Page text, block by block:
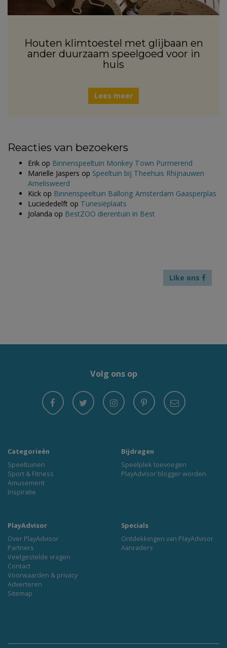
Houten klimtoestel met glijbaan en
ander duurzaam speelgoed voor in
huis
Lees meer
Reacties van bezoekers
Erik op Binnenspeeltuin Monkey Town Purmerend
Marielle Jaspers op Speeltuin bij Theehuis Rhijnauwen
Amelisweerd
Kick op Binnenspeeltuin Ballorig Amsterdam Gaasperplas
Luciededelft op Tunesiëplaats
Jolanda op BestZOO dierentuin in Best
Like ons
Volg ons op
Categorieën
Speeltuinen
Sport & Fitness
Amusement
Inspiratie
Bijdragen
Speelplek toevoegen
PlayAdvisor blogger worden
PlayAdvisor
Over PlayAdvisor
Partners
Veelgestelde vragen
Contact
Voorwaarden & privacy
Adverteren
Sitemap
Specials
Ontdekkingen van PlayAdvisor
Aanraders